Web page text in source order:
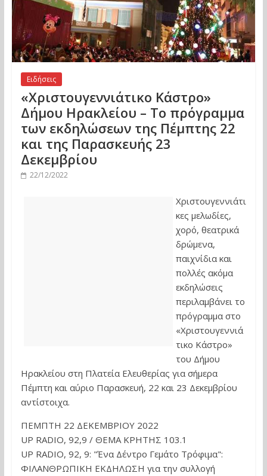
Ειδήσεις
«Χριστουγεννιάτικο Κάστρο»
Δήμου Ηρακλείου – Το πρόγραμμα
των εκδηλώσεων της Πέμπτης 22
και της Παρασκευής 23
Δεκεμβρίου
22/12/2022
Χριστουγεννιάτι
κες μελωδίες,
χορό, θεατρικά
δρώμενα,
παιχνίδια και
πολλές ακόμα
εκδηλώσεις
περιλαμβάνει το
πρόγραμμα στο
«Χριστουγεννιά
τικο Κάστρο»
του Δήμου
Ηρακλείου στη Πλατεία Ελευθερίας για σήμερα
Πέμπτη και αύριο Παρασκευή, 22 και 23 Δεκεμβρίου
αντίστοιχα.
ΠΕΜΠΤΗ 22 ΔΕΚΕΜΒΡΙΟΥ 2022
UP RADIO, 92,9 / ΘΕΜΑ ΚΡΗΤΗΣ 103.1
UP RADIO, 92, 9: "Ένα Δέντρο Γεμάτο Τρόφιμα":
ΦΙΛΑΝΘΡΩΠΙΚΗ ΕΚΔΗΛΩΣΗ για την συλλογή